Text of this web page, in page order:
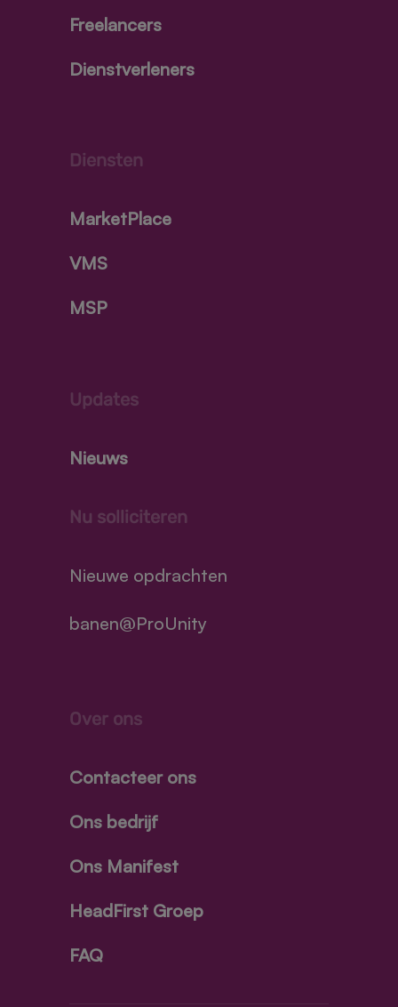
Freelancers
Dienstverleners
Diensten
MarketPlace
VMS
MSP
Updates
Nieuws
Nu solliciteren
Nieuwe opdrachten
banen@ProUnity
Over ons
Contacteer ons
Ons bedrijf
Ons Manifest
HeadFirst Groep
FAQ